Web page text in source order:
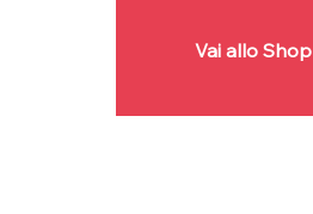
Vai allo Shop